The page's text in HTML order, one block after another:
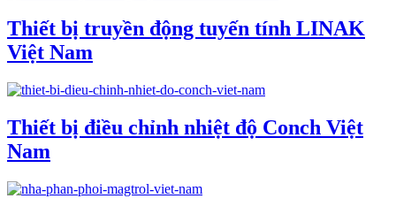
Thiết bị truyền động tuyến tính LINAK
Việt Nam
Thiết bị điều chỉnh nhiệt độ Conch Việt
Nam